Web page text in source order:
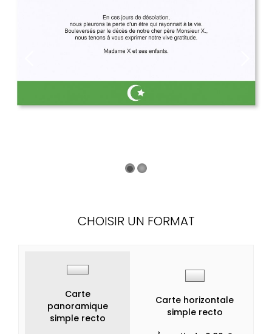
CHOISIR UN FORMAT
Carte
panoramique
simple recto
Carte horizontale
simple recto